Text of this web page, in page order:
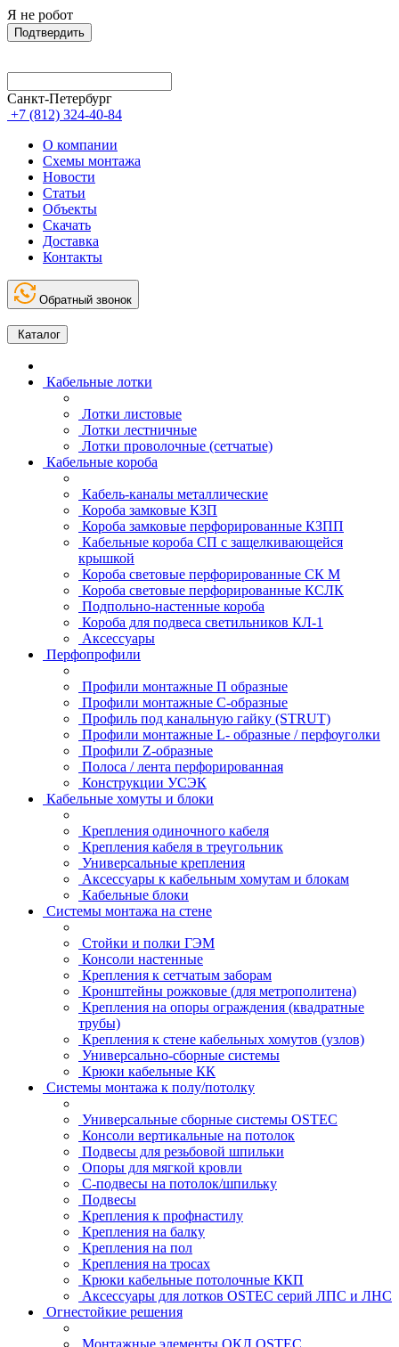
Я не робот
Подтвердить
Санкт-Петербург
+7 (812) 324-40-84
О компании
Схемы монтажа
Новости
Статьи
Объекты
Скачать
Доставка
Контакты
Обратный звонок
Каталог
Кабельные лотки
Лотки листовые
Лотки лестничные
Лотки проволочные (сетчатые)
Кабельные короба
Кабель-каналы металлические
Короба замковые КЗП
Короба замковые перфорированные КЗПП
Кабельные короба СП с защелкивающейся
крышкой
Короба световые перфорированные СК М
Короба световые перфорированные КСЛК
Подпольно-настенные короба
Короба для подвеса светильников КЛ-1
Аксессуары
Перфопрофили
Профили монтажные П образные
Профили монтажные C-образные
Профиль под канальную гайку (STRUT)
Профили монтажные L- образные / перфоуголки
Профили Z-образные
Полоса / лента перфорированная
Конструкции УСЭК
Кабельные хомуты и блоки
Крепления одиночного кабеля
Крепления кабеля в треугольник
Универсальные крепления
Аксессуары к кабельным хомутам и блокам
Кабельные блоки
Системы монтажа на стене
Стойки и полки ГЭМ
Консоли настенные
Крепления к сетчатым заборам
Кронштейны рожковые (для метрополитена)
Крепления на опоры ограждения (квадратные
трубы)
Крепления к стене кабельных хомутов (узлов)
Универсально-сборные системы
Крюки кабельные КК
Системы монтажа к полу/потолку
Универсальные сборные системы OSTEC
Консоли вертикальные на потолок
Подвесы для резьбовой шпильки
Опоры для мягкой кровли
С-подвесы на потолок/шпильку
Подвесы
Крепления к профнастилу
Крепления на балку
Крепления на пол
Крепления на тросах
Крюки кабельные потолочные ККП
Аксессуары для лотков OSTEC серий ЛПС и ЛНС
Огнестойкие решения
Монтажные элементы ОКЛ OSTEC